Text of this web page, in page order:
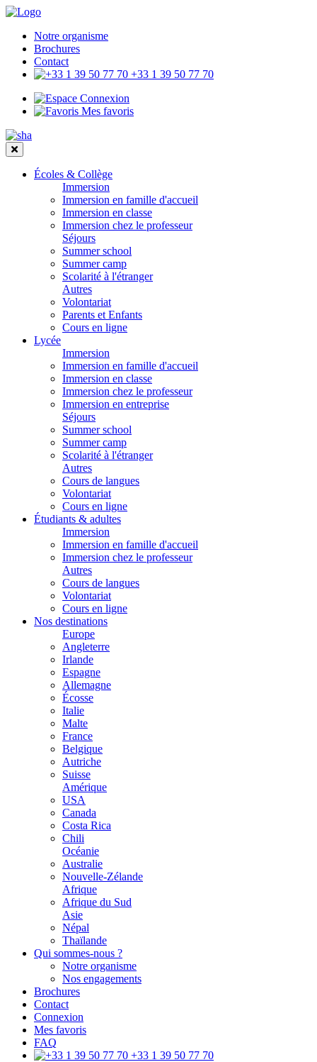
Notre organisme
Brochures
Contact
+33 1 39 50 77 70
Connexion
Mes favoris
Écoles & Collège
Immersion
Immersion en famille d'accueil
Immersion en classe
Immersion chez le professeur
Séjours
Summer school
Summer camp
Scolarité à l'étranger
Autres
Volontariat
Parents et Enfants
Cours en ligne
Lycée
Immersion
Immersion en famille d'accueil
Immersion en classe
Immersion chez le professeur
Immersion en entreprise
Séjours
Summer school
Summer camp
Scolarité à l'étranger
Autres
Cours de langues
Volontariat
Cours en ligne
Étudiants & adultes
Immersion
Immersion en famille d'accueil
Immersion chez le professeur
Autres
Cours de langues
Volontariat
Cours en ligne
Nos destinations
Europe
Angleterre
Irlande
Espagne
Allemagne
Écosse
Italie
Malte
France
Belgique
Autriche
Suisse
Amérique
USA
Canada
Costa Rica
Chili
Océanie
Australie
Nouvelle-Zélande
Afrique
Afrique du Sud
Asie
Népal
Thaïlande
Qui sommes-nous ?
Notre organisme
Nos engagements
Brochures
Contact
Connexion
Mes favoris
FAQ
+33 1 39 50 77 70